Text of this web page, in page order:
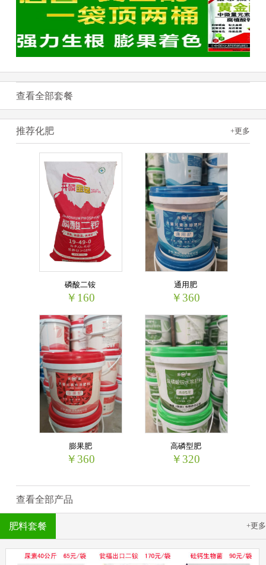
查看全部套餐
+更多
推荐化肥
磷酸二铵
￥160
通用肥
￥360
膨果肥
￥360
高磷型肥
￥320
查看全部产品
+更多
肥料套餐